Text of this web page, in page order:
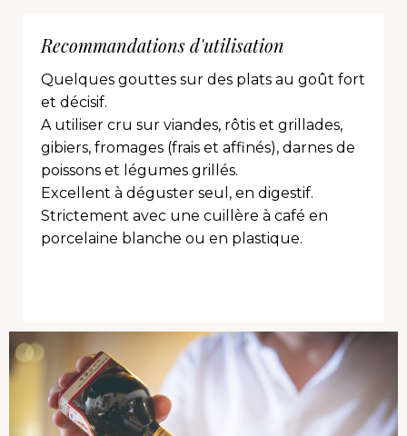
Recommandations d'utilisation
Quelques gouttes sur des plats au goût fort
et décisif.
A utiliser cru sur viandes, rôtis et grillades,
gibiers, fromages (frais et affinés), darnes de
poissons et légumes grillés.
Excellent à déguster seul, en digestif.
Strictement avec une cuillère à café en
porcelaine blanche ou en plastique.